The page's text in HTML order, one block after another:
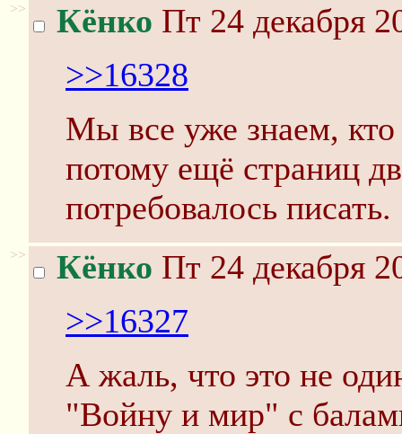
>> Кёнко Пт 24 декабря
>>16328
Мы все уже знаем,
потому ещё страниц
потребовалось писать.
>> Кёнко Пт 24 декабря
>>16327
А жаль, что это не
"Войну и мир" с